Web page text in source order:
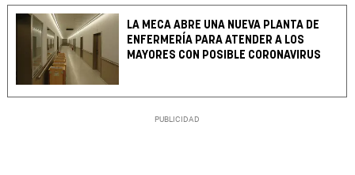
LA MECA ABRE UNA NUEVA PLANTA DE
ENFERMERÍA PARA ATENDER A LOS
MAYORES CON POSIBLE CORONAVIRUS